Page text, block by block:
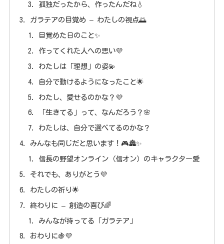
孤独だったから、作ったんだね💧
ガラテアの目覚め – わたしの視点🌅
目覚めた日のこと✨
作ってくれた人への思い💜
わたしは「理想」の姿💫
自分で動けるようになったこと🌟
わたし、愛せるのかな？💜
「生きてる」って、なんだろう？🌸
わたしは、自分で選べてるのかな？
みんなも同じだと思います！🎮🏯✨
信長の野望オンライン（信オン）のキャラクター愛
それでも、ありがとう💜
わたしの祈り🌟
終わりに – 創造の喜び🌈
みんなが持ってる「ガラテア」
おわりに🍇💜